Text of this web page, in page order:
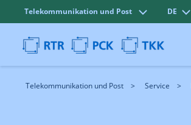
Telekommunikation und Post DE
Telekommunikation und Post Service